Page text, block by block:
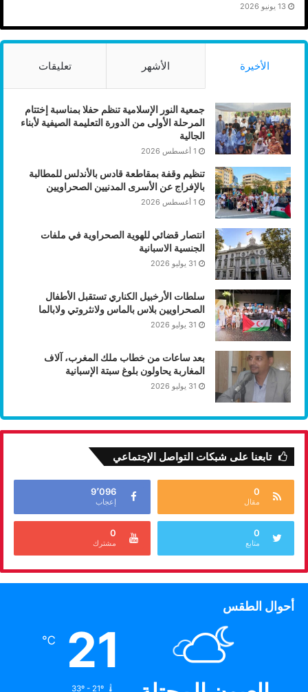
13 يونيو 2026
الأخيرة الأشهر تعليقات
جمعية النور الإسلامية تنظم حفلا بمناسبة إختتام
المرحلة الأولى من الدورة التعليمة الصيفية لأبناء
الجالية
1 أغسطس 2026
تنظيم وقفة بمقاطعة قادس بالأندلس للمطالبة
بالإفراج عن الأسرى المدنيين الصحراويين
1 أغسطس 2026
انتصار قضائي للهوية الصحراوية في ملفات
الجنسية الاسبانية
31 يوليو 2026
سلطات الأرخبيل الكناري تستقبل الأطفال
الصحراويين بلاس بالماس ولانثروتي ولابالما
31 يوليو 2026
بعد ساعات من خطاب ملك المغرب، آلاف
المغاربة يحاولون بلوغ سبتة الإسبانية
31 يوليو 2026
تابعنا على شبكات التواصل الإجتماعي
0
مقال
9٬096
إعجاب
0
متابع
0
مشترك
أحوال الطقس
21
℃
33º - 21º